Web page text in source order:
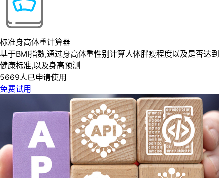
标准身高体重计算器
基于BMI指数,通过身高体重性别计算人体胖瘦程度以及是否达到
健康标准,以及身高预测
5669人已申请使用
免费试用